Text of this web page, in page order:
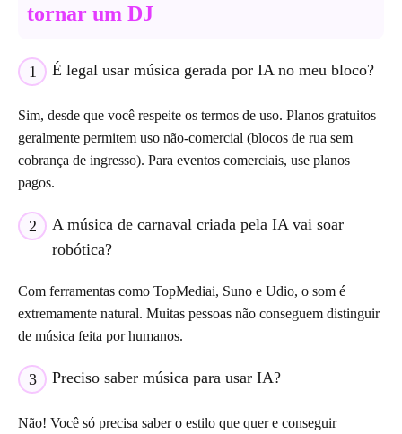
tornar um DJ
1 É legal usar música gerada por IA no meu bloco?
Sim, desde que você respeite os termos de uso. Planos gratuitos
geralmente permitem uso não-comercial (blocos de rua sem
cobrança de ingresso). Para eventos comerciais, use planos
pagos.
2
A música de carnaval criada pela IA vai soar
robótica?
Com ferramentas como TopMediai, Suno e Udio, o som é
extremamente natural. Muitas pessoas não conseguem distinguir
de música feita por humanos.
3 Preciso saber música para usar IA?
Não! Você só precisa saber o estilo que quer e conseguir